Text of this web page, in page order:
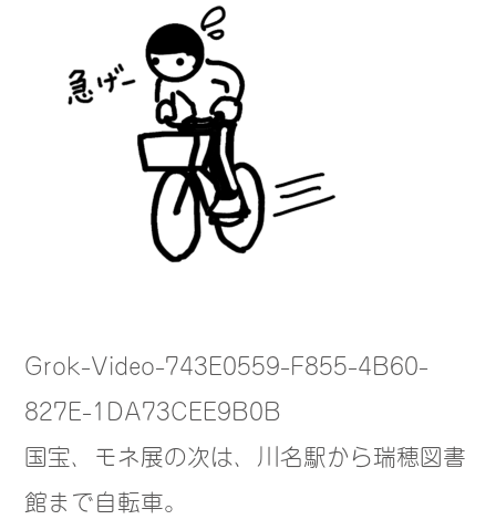
Grok-Video-743E0559-F855-4B60-
827E-1DA73CEE9B0B
国宝、モネ展の次は、川名駅から瑞穂図書
館まで自転車。